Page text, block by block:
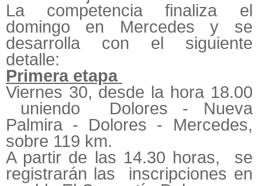
La competencia finaliza el
domingo en Mercedes y se
desarrolla con el siguiente
detalle:
Primera etapa
Viernes 30, desde la hora 18.00
uniendo Dolores - Nueva
Palmira - Dolores - Mercedes,
sobre 119 km.
A partir de las 14.30 horas, se
registrarán las inscripciones en